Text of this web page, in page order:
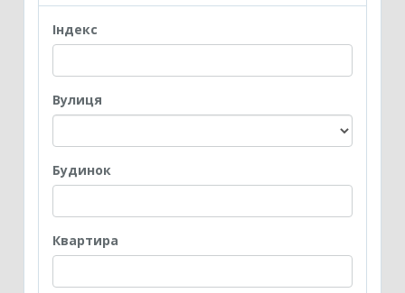
Iндекс
Вулиця
Будинок
Квартира